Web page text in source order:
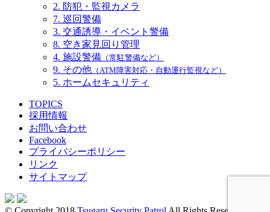
2. 防犯・監視カメラ
7. 巡回警備
3. 交通誘導・イベント警備
8. 空き家見回り管理
4. 施設警備 （常駐警備など）
9. その他 （ATM障害対応・自動運行監視など）
5. ホームセキュリティ
TOPICS
採用情報
お問い合わせ
Facebook
プライバシーポリシー
リンク
サイトマップ